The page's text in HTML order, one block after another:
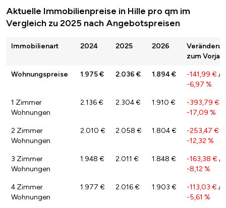
Aktuelle Immobilienpreise in Hille pro qm im
Vergleich zu 2025 nach Angebotspreisen
Immobilienart 2024 2025 2026
zum Vorjahr
Wohnungspreise 1.975 € 2.036 € 1.894 € -141,99 € /
-6,97 %
1 Zimmer
Wohnungen
2.136 € 2.304 € 1.910 € -393,79 €
-17,09 %
2 Zimmer
Wohnungen
2.010 € 2.058 € 1.804 € -253,47 €
-12,32 %
3 Zimmer
Wohnungen
1.948 € 2.011 € 1.848 € -163,38 € /
-8,12 %
4 Zimmer
Wohnungen
1.977 € 2.016 € 1.903 € -113,03 € /
-5,61 %